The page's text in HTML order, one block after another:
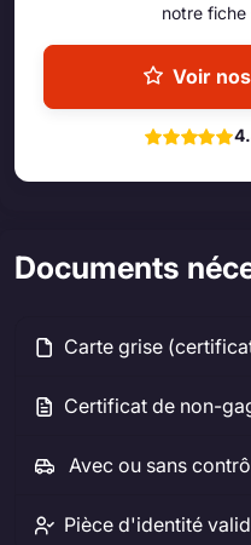
notre fiche
Voir
Documents
Carte grise
Certificat de non-
Avec ou sans
Pièce d'identité